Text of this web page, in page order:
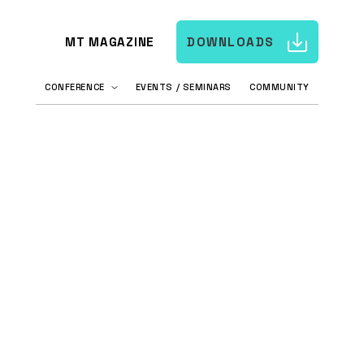
DOWNLOADS
MT MAGAZINE
CONFERENCE EVENTS / SEMINARS COMMUNITY